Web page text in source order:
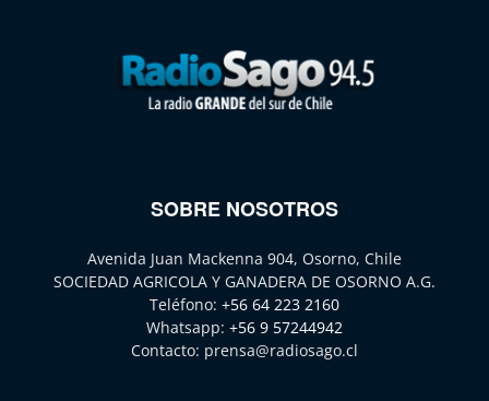
SOBRE NOSOTROS
Avenida Juan Mackenna 904, Osorno, Chile
SOCIEDAD AGRICOLA Y GANADERA DE OSORNO A.G.
Teléfono: +56 64 223 2160
Whatsapp: +56 9 57244942
Contacto: prensa@radiosago.cl